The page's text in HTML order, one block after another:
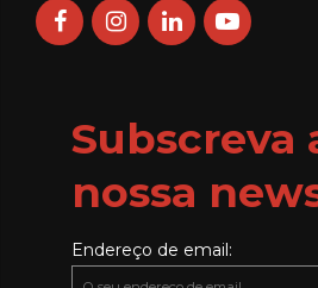
Subscreva
nossa
Endereço de email: